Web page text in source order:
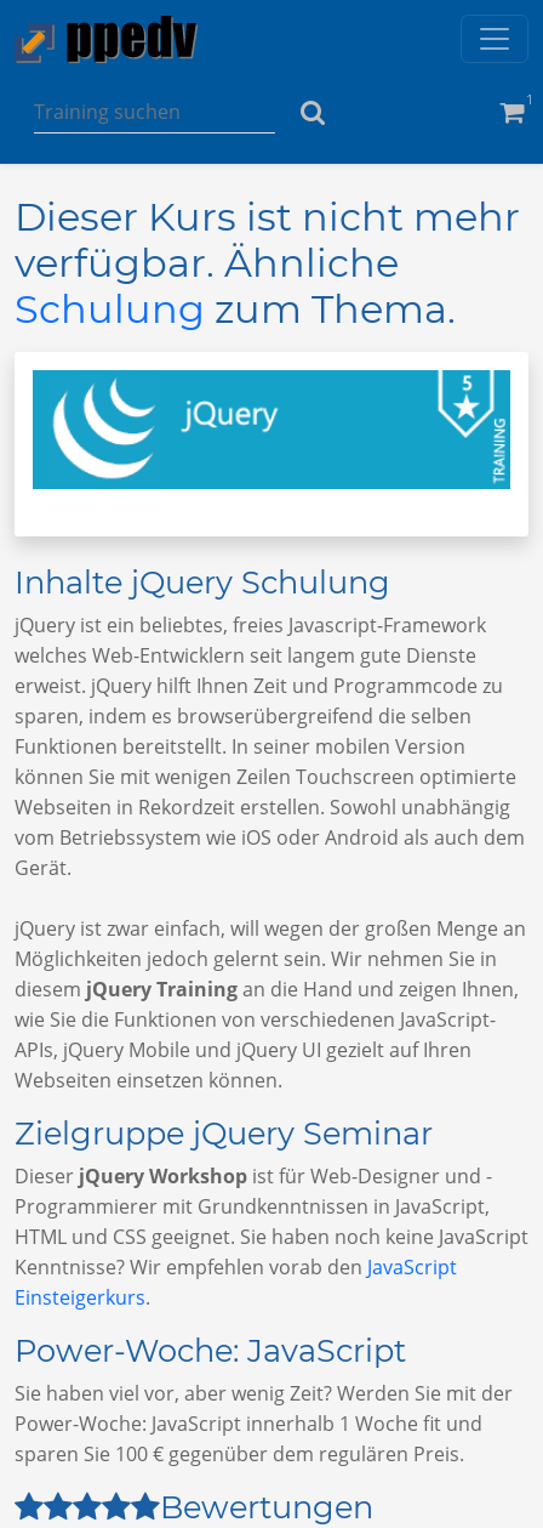
1
Dieser Kurs ist nicht mehr
verfügbar. Ähnliche
Schulung zum Thema.
Inhalte jQuery Schulung
jQuery ist ein beliebtes, freies Javascript-Framework
welches Web-Entwicklern seit langem gute Dienste
erweist. jQuery hilft Ihnen Zeit und Programmcode zu
sparen, indem es browserübergreifend die selben
Funktionen bereitstellt. In seiner mobilen Version
können Sie mit wenigen Zeilen Touchscreen optimierte
Webseiten in Rekordzeit erstellen. Sowohl unabhängig
vom Betriebssystem wie iOS oder Android als auch dem
Gerät.
jQuery ist zwar einfach, will wegen der großen Menge an
Möglichkeiten jedoch gelernt sein. Wir nehmen Sie in
diesem jQuery Trainingan die Hand und zeigen Ihnen,
wie Sie die Funktionen von verschiedenen JavaScript-
APIs, jQuery Mobile und jQuery UI gezielt auf Ihren
Webseiten einsetzen können.
Zielgruppe jQuery Seminar
Dieser jQuery Workshop ist für Web-Designer und -
Programmierer mit Grundkenntnissen in JavaScript,
HTML und CSS geeignet. Sie haben noch keine JavaScript
Kenntnisse? Wir empfehlen vorab den JavaScript
Einsteigerkurs.
Power-Woche: JavaScript
Sie haben viel vor, aber wenig Zeit? Werden Sie mit der
Power-Woche: JavaScript innerhalb 1 Woche fit und
sparen Sie 100 € gegenüber dem regulären Preis.
Bewertungen